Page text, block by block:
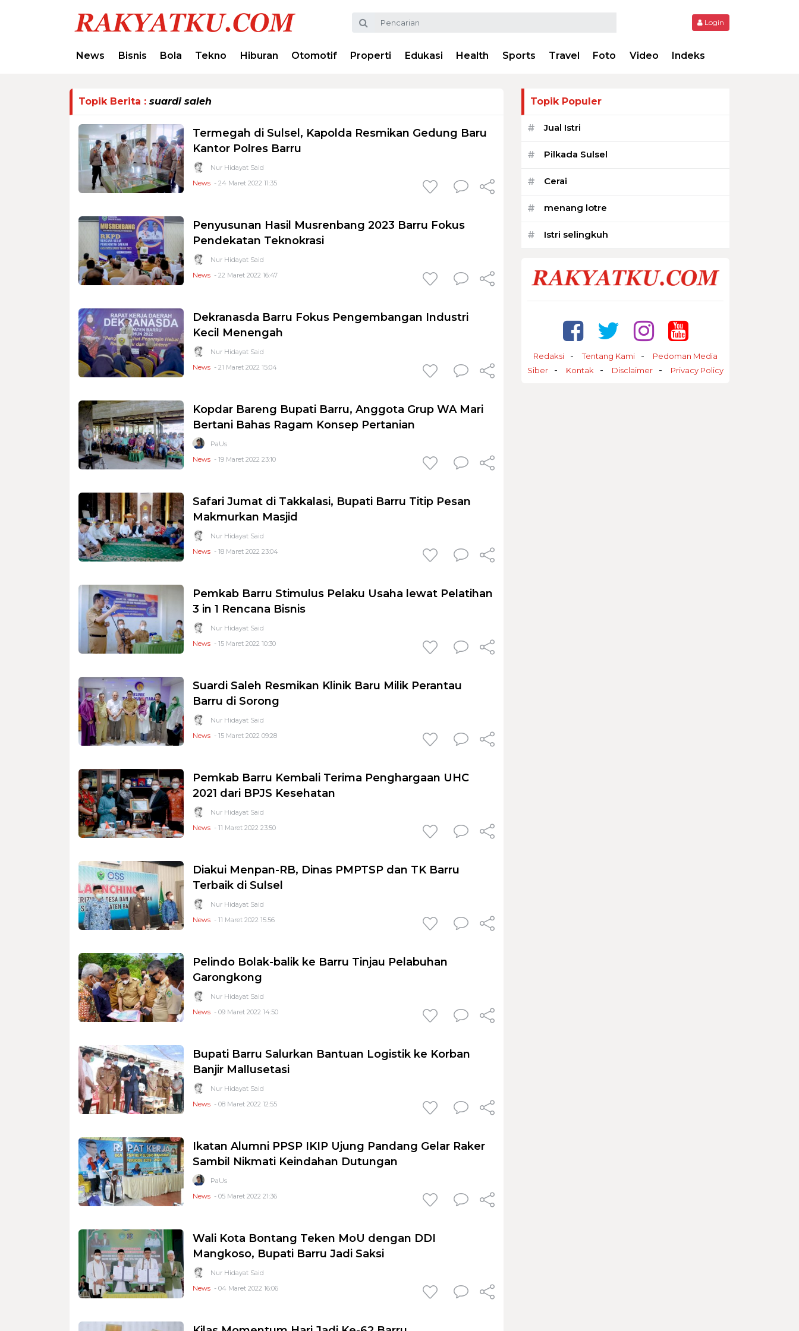
Login
News Bisnis Bola Tekno Hiburan Otomotif Properti Edukasi Health Sports Travel Foto Video Indeks
Topik Berita : suardi saleh
Termegah di Sulsel, Kapolda Resmikan Gedung Baru
Kantor Polres Barru
Nur Hidayat Said
News - 24 Maret 2022 11:35
Penyusunan Hasil Musrenbang 2023 Barru Fokus
Pendekatan Teknokrasi
Nur Hidayat Said
News - 22 Maret 2022 16:47
Dekranasda Barru Fokus Pengembangan Industri
Kecil Menengah
Nur Hidayat Said
News - 21 Maret 2022 15:04
Kopdar Bareng Bupati Barru, Anggota Grup WA Mari
Bertani Bahas Ragam Konsep Pertanian
PaUs
News - 19 Maret 2022 23:10
Safari Jumat di Takkalasi, Bupati Barru Titip Pesan
Makmurkan Masjid
Nur Hidayat Said
News - 18 Maret 2022 23:04
Pemkab Barru Stimulus Pelaku Usaha lewat Pelatihan
3 in 1 Rencana Bisnis
Nur Hidayat Said
News - 15 Maret 2022 10:30
Suardi Saleh Resmikan Klinik Baru Milik Perantau
Barru di Sorong
Nur Hidayat Said
News - 15 Maret 2022 09:28
Pemkab Barru Kembali Terima Penghargaan UHC
2021 dari BPJS Kesehatan
Nur Hidayat Said
News - 11 Maret 2022 23:50
Diakui Menpan-RB, Dinas PMPTSP dan TK Barru
Terbaik di Sulsel
Nur Hidayat Said
News - 11 Maret 2022 15:56
Pelindo Bolak-balik ke Barru Tinjau Pelabuhan
Garongkong
Nur Hidayat Said
News - 09 Maret 2022 14:50
Bupati Barru Salurkan Bantuan Logistik ke Korban
Banjir Mallusetasi
Nur Hidayat Said
News - 08 Maret 2022 12:55
Ikatan Alumni PPSP IKIP Ujung Pandang Gelar Raker
Sambil Nikmati Keindahan Dutungan
PaUs
News - 05 Maret 2022 21:36
Wali Kota Bontang Teken MoU dengan DDI
Mangkoso, Bupati Barru Jadi Saksi
Nur Hidayat Said
News - 04 Maret 2022 16:06
Topik Populer
# Jual Istri
# Pilkada Sulsel
# Cerai
# menang lotre
# Istri selingkuh
Redaksi Tentang Kami
Pedoman Media
Siber
Kontak Disclaimer Privacy Policy